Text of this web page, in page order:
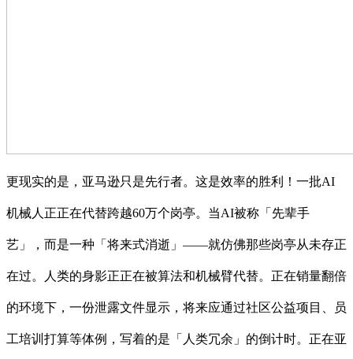
更现实的是，亚马逊只是先行者。这是效率的胜利！一批AI
机械人正正在代替跨越60万个岗亭。当AI被称「先辈手
艺」，而是一种「将来式消逝」——就仿佛那些岗亭从未存正
在过。人类的身影正正在被算法和机械臂代替。正在销量翻倍
的环境下，一份泄露文件显示，将来应通过社区公益项目、员
工培训打算等体例，写着的是「人类冗余」的倒计时。正在亚